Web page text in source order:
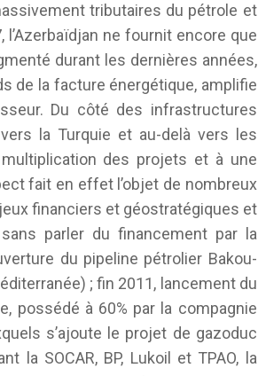
tributaires du pétrole et
l’Azerbaïdjan ne fournit encore que
durant les dernières années,
de la facture énergétique, amplifie
Du côté des infrastructures
la Turquie et au-delà vers les
des projets et à une
fait en effet l’objet de nombreux
financiers et géostratégiques et
parler du financement par la
du pipeline pétrolier Bakou-
; fin 2011, lancement du
possédé à 60% par la compagnie
s’ajoute le projet de gazoduc
la SOCAR, BP, Lukoil et TPAO, la